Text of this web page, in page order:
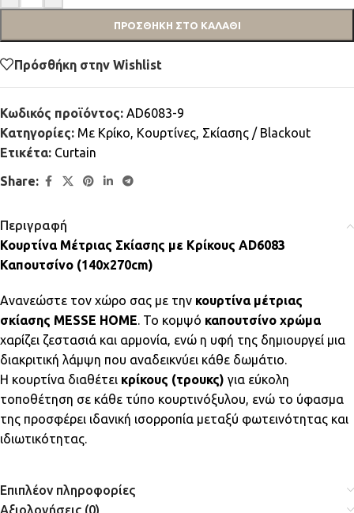
ΠΡΟΣΘΉΚΗ ΣΤΟ ΚΑΛΆΘΙ
Πρόσθήκη στην Wishlist
Κωδικός προϊόντος: AD6083-9
Κατηγορίες: Mε Κρίκο, Κουρτίνες, Σκίασης / Blackout
Ετικέτα: Curtain
Share:
Περιγραφή
Κουρτίνα Μέτριας Σκίασης με Κρίκους AD6083
Καπουτσίνο (140x270cm)
Ανανεώστε τον χώρο σας με την κουρτίνα μέτριας
σκίασης MESSE HOME. Το κομψό καπουτσίνο χρώμα
χαρίζει ζεστασιά και αρμονία, ενώ η υφή της δημιουργεί μια
διακριτική λάμψη που αναδεικνύει κάθε δωμάτιο.
Η κουρτίνα διαθέτει κρίκους (τρουκς) για εύκολη
τοποθέτηση σε κάθε τύπο κουρτινόξυλου, ενώ το ύφασμα
της προσφέρει ιδανική ισορροπία μεταξύ φωτεινότητας και
ιδιωτικότητας.
Επιπλέον πληροφορίες
Αξιολογήσεις (0)